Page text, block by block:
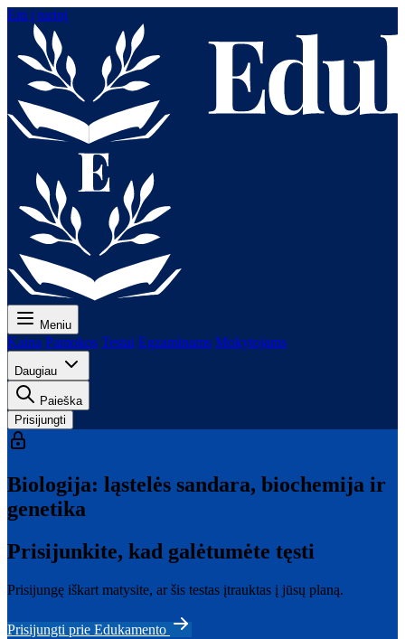
Eiti į turinį
Meniu
Kaina Pamokos Testai Egzaminams Mokytojams
Daugiau
Paieška
Prisijungti
Biologija: ląstelės sandara, biochemija ir
genetika
Prisijunkite, kad galėtumėte tęsti
Prisijungę iškart matysite, ar šis testas įtrauktas į jūsų planą.
Prisijungti prie Edukamento